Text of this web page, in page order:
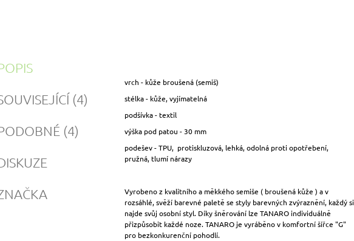
(4)
(4)
vrch - kůže broušená (semiš)
stélka - kůže, vyjímatelná
podšívka - textil
výška pod patou - 30 mm
podešev - TPU, protiskluzová, lehká, odolná proti opotřebení,
pružná, tlumí nárazy
Vyrobeno z kvalitního a měkkého semiše ( broušená kůže ) a v
rozsáhlé, svěží barevné paletě se styly barevných zvýraznění, každý si
najde svůj osobní styl. Díky šněrování lze TANARO individuálně
přizpůsobit každé noze. TANARO je vyráběno v komfortní šířce "G"
pro bezkonkurenční pohodlí.